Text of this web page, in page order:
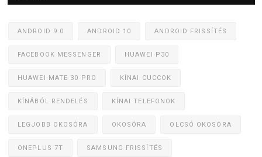
ANDROID 9.0 ANDROID 10 ANDROID FRISSÍTÉS
FACEBOOK MESSENGER HUAWEI P30
HUAWEI MATE 30 PRO KÍNAI CUCCOK
KÍNÁBÓL RENDELÉS KÍNAI TELEFONOK
LEGJOBB OKOSÓRA OKOSÓRA OLCSÓ OKOSÓRA
ONEPLUS 7T SAMSUNG FRISSÍTÉS